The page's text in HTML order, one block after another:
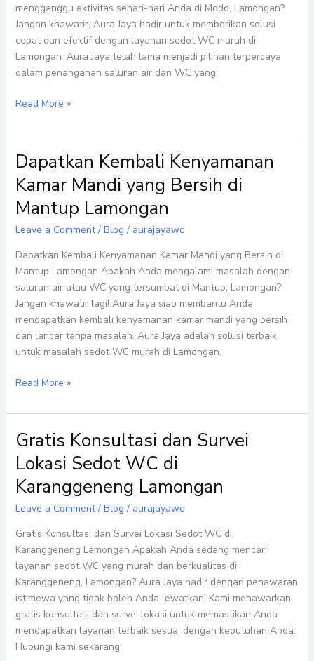
mengganggu aktivitas sehari-hari Anda di Modo, Lamongan?
Jangan khawatir, Aura Jaya hadir untuk memberikan solusi
cepat dan efektif dengan layanan sedot WC murah di
Lamongan. Aura Jaya telah lama menjadi pilihan terpercaya
dalam penanganan saluran air dan WC yang
Modo
Lamongan
Read More »
Dapatkan Kembali Kenyamanan
Kamar Mandi yang Bersih di
Mantup Lamongan
Leave a Comment / Blog / aurajayawc
Dapatkan Kembali Kenyamanan Kamar Mandi yang Bersih di
Mantup Lamongan Apakah Anda mengalami masalah dengan
saluran air atau WC yang tersumbat di Mantup, Lamongan?
Jangan khawatir lagi! Aura Jaya siap membantu Anda
mendapatkan kembali kenyamanan kamar mandi yang bersih
dan lancar tanpa masalah. Aura Jaya adalah solusi terbaik
untuk masalah sedot WC murah di Lamongan.
Dapatkan
Kembali
Kenyamanan
Kamar
Bersih
di
Mantup
Lamongan
Read More »
Gratis Konsultasi dan Survei
Lokasi Sedot WC di
Karanggeneng Lamongan
Leave a Comment / Blog / aurajayawc
Gratis Konsultasi dan Survei Lokasi Sedot WC di
Karanggeneng Lamongan Apakah Anda sedang mencari
layanan sedot WC yang murah dan berkualitas di
Karanggeneng, Lamongan? Aura Jaya hadir dengan penawaran
istimewa yang tidak boleh Anda lewatkan! Kami menawarkan
gratis konsultasi dan survei lokasi untuk memastikan Anda
mendapatkan layanan terbaik sesuai dengan kebutuhan Anda.
Hubungi kami sekarang
Gratis
dan
Survei
WC
di
Karanggeneng
Lamongan